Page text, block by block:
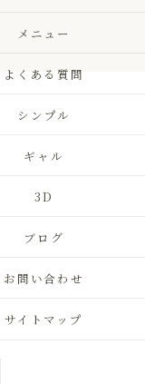
メニュー
よくある質問
シンプル
ギャル
3D
ブログ
お問い合わせ
サイトマップ